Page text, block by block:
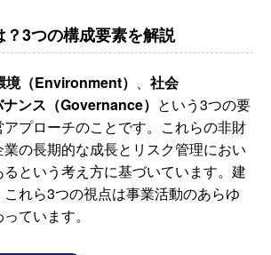
？3つの構成要素を解説
境（Environment） 、 社会
ンス（Governance） という3つの要
プローチのことです。これらの非財
の長期的な成長とリスク管理におい
という考え方に基づいています。建
れら3つの視点は事業活動のあらゆ
ています。